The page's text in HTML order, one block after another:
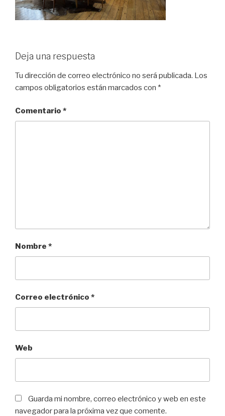
Deja una respuesta
Tu dirección de correo electrónico no será publicada. Los
campos obligatorios están marcados con *
Comentario *
Nombre *
Correo electrónico *
Web
Guarda mi nombre, correo electrónico y web en este
navegador para la próxima vez que comente.